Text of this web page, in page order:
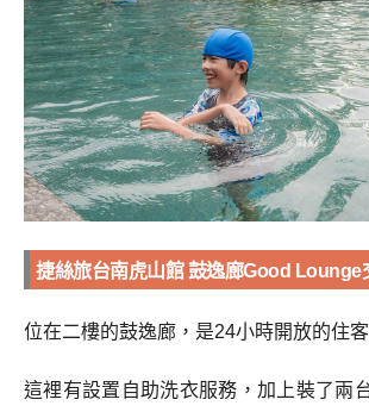
捷絲旅台南虎山館 鼓逸廊Good Lounge
位在二樓的鼓逸廊，是24小時開放的住
這裡有設置自助洗衣服務，加上裝了兩